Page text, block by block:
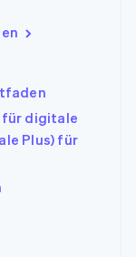
für digitale
Plus) für